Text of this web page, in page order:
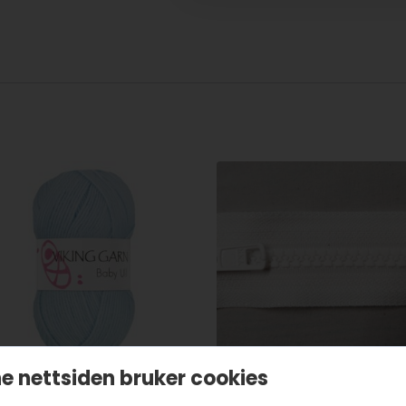
Garn Baby Ull –
YKK glidelås 6mm
nettsiden bruker cookies